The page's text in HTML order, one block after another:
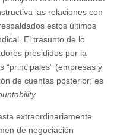
las relaciones con
estos últimos
El trasunto de lo
presididos por la
“principales” (empresas y
de cuentas posterior; es
extraordinariamente
de negociación